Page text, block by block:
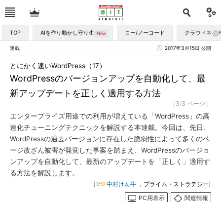
TOP AIを作り動かし守り生かす ロー/ノーコード クラウドネイ
連載 2017年3月15日 公開
WordPressのバージョンアップを自動化して、最
新アップデートを正しく適用する方法
とにかく速いWordPress（17）
（3/3 ページ）
エンタープライズ用途での利用が増えている「WordPress」の高
速化チューニングテクニックを解説する本連載。今回は、先日、
WordPressの過去バージョンに存在した脆弱性によって多くのペ
ージ改ざん被害が発覚した事案を踏まえ、WordPressのバージョ
ンアップを自動化して、最新のアップデートを「正しく」適用す
る方法を解説します。
[ 中村けん牛 ，プライム・ストラテジー]
PC用表示
関連情報